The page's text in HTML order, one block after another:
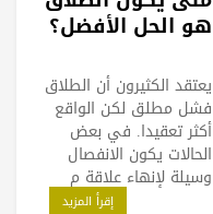
هو الحل الأفضل؟
يعتقد الكثيرون أن الطلاق
فشل مطلق لكن الواقع
أكثر تعقيدا. في بعض
الحالات يكون الانفصال
وسيلة لإنهاء علاقة م
إقرأ المزيد